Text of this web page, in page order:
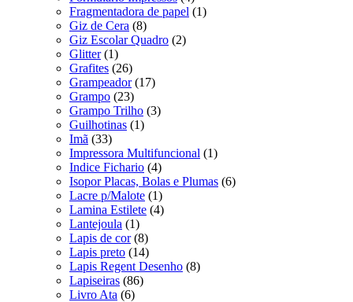
Fragmentadora de papel (1)
Giz de Cera (8)
Giz Escolar Quadro (2)
Glitter (1)
Grafites (26)
Grampeador (17)
Grampo (23)
Grampo Trilho (3)
Guilhotinas (1)
Imã (33)
Impressora Multifuncional (1)
Indice Fichario (4)
Isopor Placas, Bolas e Plumas (6)
Lacre p/Malote (1)
Lamina Estilete (4)
Lantejoula (1)
Lapis de cor (8)
Lapis preto (14)
Lapis Regent Desenho (8)
Lapiseiras (86)
Livro Ata (6)